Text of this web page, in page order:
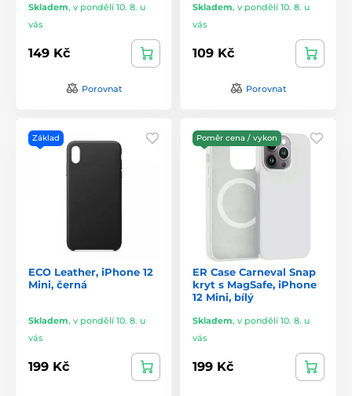
Skladem, v pondělí 10. 8. u
vás
149 Kč
Porovnat
Skladem, v pondělí 10. 8. u
vás
109 Kč
Porovnat
Základ
ECO Leather, iPhone 12
Mini, černá
Skladem, v pondělí 10. 8. u
vás
199 Kč
Poměr cena / vykon
ER Case Carneval Snap
kryt s MagSafe, iPhone
12 Mini, bílý
Skladem, v pondělí 10. 8. u
vás
199 Kč